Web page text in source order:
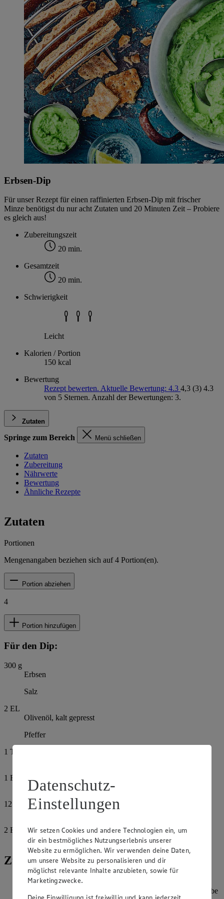
Erbsen-Dip
Für unser Rezept für einen raffinierten Erbsen-Dip mit frischer
Minze benötigst du nur acht Zutaten und 20 Minuten Zeit – Probiere
es gleich aus!
Zubereitungszeit
20 min.
Gesamtzeit
20 min.
Schwierigkeit
Leicht
Kalorien / Portion
150 kcal
Bewertung
Rezept bewerten. Aktuelle Bewertung: 4.3 4,3 (3) 4.3
von 5 Sternen. Anzahl der Bewertungen: 3.
Zutaten
Springe zum Bereich Menü schließen
Zutaten
Zubereitung
Nährwerte
Bewertung
Ähnliche Rezepte
Zutaten
Portionen
Mengenangaben beziehen sich auf4 Portion(en).
Portion abziehen
4
Portion hinzufügen
Für den Dip:
300 g
Erbsen
Salz
2 EL
Olivenöl, kalt gepresst
Pfeffer
1 TL
1 EL
Zitronensaft
125
2 EL
Minzblätter
Zubereitung
Erbsen in kochendem Salzwasser 3-4 Minuten kochen,
herausnehmen, in Eiswasser legen, damit sie ihre grüne Farbe
Datenschutz-
Einstellungen
Wir setzen Cookies und andere Technologien ein, um
dir ein bestmögliches Nutzungserlebnis unserer
Website zu ermöglichen. Wir verwenden deine Daten,
um unsere Website zu personalisieren und dir
möglichst relevante Inhalte anzubieten, sowie für
Marketingzwecke.